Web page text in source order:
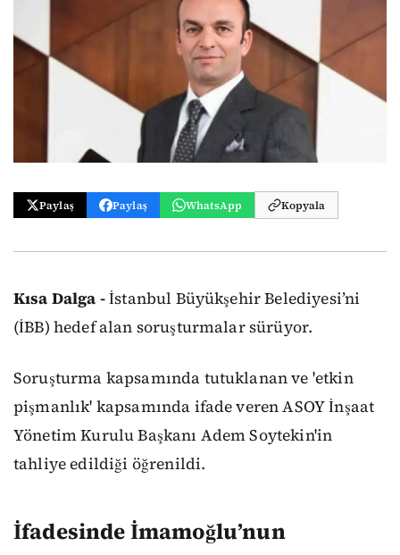
Paylaş Paylaş WhatsApp Kopyala
Kısa Dalga -İstanbul Büyükşehir Belediyesi’ni
(İBB) hedef alan soruşturmalar sürüyor.
Soruşturma kapsamında tutuklanan ve 'etkin
pişmanlık' kapsamında ifade veren ASOY İnşaat
Yönetim Kurulu Başkanı Adem Soytekin'in
tahliye edildiği öğrenildi.
İfadesinde İmamoğlu’nun